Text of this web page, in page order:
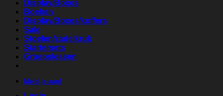
Display/Boxes
Boeken
Display/Boxes/koffers
Sale
Stoelen/zadelkruk
Startersets
Groepslessen
Meld je aan!